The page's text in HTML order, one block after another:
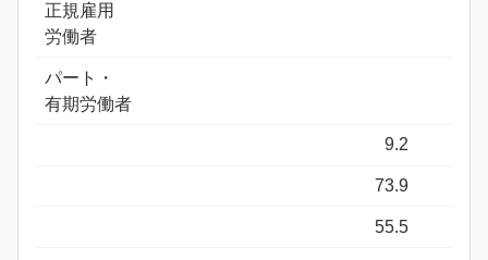
正規雇用
労働者
パート・
有期労働者
9.2
73.9
55.5